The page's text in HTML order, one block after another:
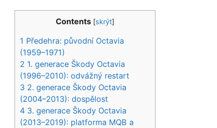
Contents [skrýt]
1 Předehra: původní Octavia
(1959–1971)
2 1. generace Škody Octavia
(1996–2010): odvážný restart
3 2. generace Škody Octavia
(2004–2013): dospělost
4 3. generace Škody Octavia
(2013–2019): platforma MQB a